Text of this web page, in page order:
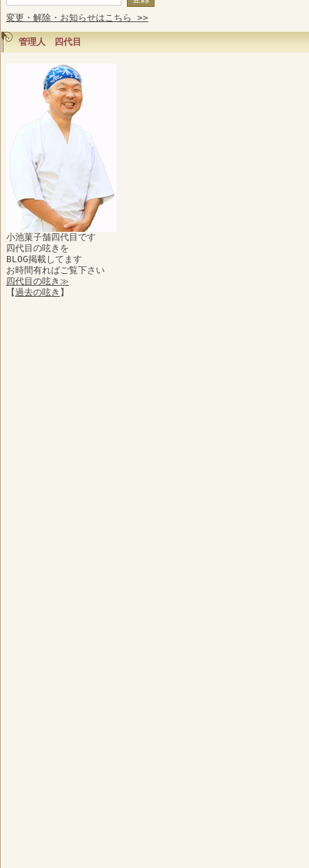
変更・解除・お知らせはこちら >>
管理人 四代目
小池菓子舗四代目です
四代目の呟きを
BLOG掲載してます
お時間有ればご覧下さい
四代目の呟き≫
【過去の呟き 】